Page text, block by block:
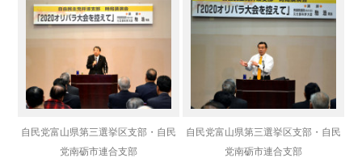
自民党富山県第三選挙区支部・自民
党南砺市連合支部
自民党富山県第三選挙区支部・自民
党南砺市連合支部